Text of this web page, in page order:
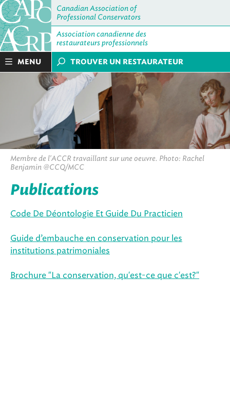
Canadian Association of
Professional Conservators
Association canadienne des
restaurateurs professionnels
MENU TROUVER UN RESTAURATEUR
Membre de l'ACCR travaillant sur une oeuvre. Photo: Rachel
Benjamin @CCQ/MCC
Publications
Code De Déontologie Et Guide Du Practicien
Guide d’embauche en conservation pour les
institutions patrimoniales
Brochure "La conservation, qu'est-ce que c'est?"